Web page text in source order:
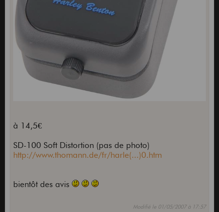
à 14,5€
SD-100 Soft Distortion (pas de photo)
http://www.thomann.de/fr/harle(...)0.htm
bientôt des avis
Modifié le 01/05/2007 à 17:57